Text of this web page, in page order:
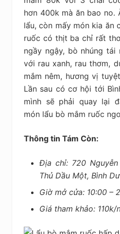
hơn 400k mà ăn bao no.
lẩu, còn mấy món kia ăn
ruốc có thịt ba chỉ rất
ngầy ngậy, bò nhúng tái
với rau xanh, rau thơm,
mắm nêm, hương vị
Lần sau có cơ hội tới
mình sẽ phải quay lại
món lẩu bò mắm ruốc
Thông tin Tám Còn:
Địa chỉ: 720
Thủ Dầu Một, Bình
Giờ mở cửa: 10:00 –
Giá tham khảo: 110k/